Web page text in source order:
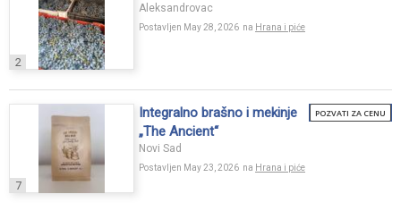
2
Aleksandrovac
Postavljen May 28, 2026 na Hrana i piće
7
Integralno brašno i mekinje
„The Ancient“
Novi Sad
Postavljen May 23, 2026 na Hrana i piće
POZVATI ZA CENU